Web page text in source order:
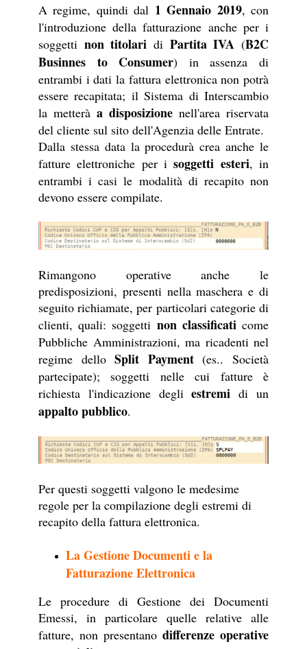
A regime, quindi dal 1 Gennaio 2019, con
l'introduzione della fatturazione anche per i
soggetti non titolari di Partita IVA (B2C
Businnes to Consumer) in assenza di
entrambi i dati la fattura elettronica non potrà
essere recapitata; il Sistema di Interscambio
la metterà a disposizione nell'area riservata
del cliente sul sito dell'Agenzia delle Entrate.
Dalla stessa data la procedurà crea anche le
fatture elettroniche per isoggetti esteri, in
entrambi i casi le modalità di recapito non
devono essere compilate.
Rimangono operative anche le
predisposizioni, presenti nella maschera e di
seguito richiamate, per particolari categorie di
clienti, quali: soggetti non classificaticome
Pubbliche Amministrazioni, ma ricadenti nel
regime delloSplit Payment(es.. Società
partecipate); soggetti nelle cui fatture è
richiesta l'indicazione degliestremidi un
appalto pubblico.
Per questi soggetti valgono le medesime
regole per la compilazione degli estremi di
recapito della fattura elettronica.
La Gestione Documenti e la
Fatturazione Elettronica
Le procedure di Gestione dei Documenti
Emessi, in particolare quelle relative alle
fatture, non presentano differenze operative